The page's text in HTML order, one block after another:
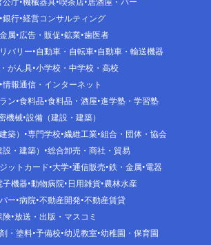
銀行 経営コンサルティング
属 広告・販促 鉱業 歯医者
バリー 自動車・自転車 自動車・輸送機器
がん具 小学校・中学校・高校
情報通信・インターネット
ン 食料品 食料品・酒屋 進学塾・学習塾
機械 設備（建設・建築）
築）
専門学校 繊維工業 組合・団体・協会
・建築）
総合卸売・商社・貿易
ットカード 大学 通信販売 鉄・金属 電器
子機器 動物病院 日用雑貨 農林水産
ー 病院 不動産開発 不動産賃貸
険 放送・出版・マスコミ
・塗料 予備校 幼児教室 幼稚園・保育園